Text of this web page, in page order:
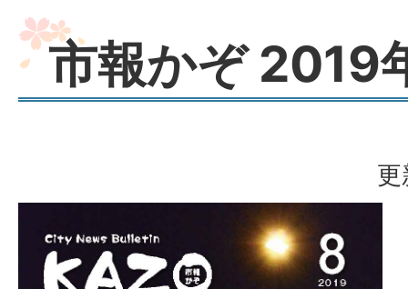
市報かぞ 2019